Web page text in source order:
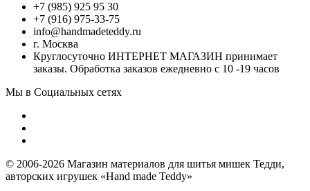
+7 (985) 925 95 30
+7 (916) 975-33-75
info@handmadeteddy.ru
г. Москва
Круглосуточно ИНТЕРНЕТ МАГАЗИН принимает
заказы. Обработка заказов ежедневно с 10 -19 часов
Мы в Социальных сетях
© 2006-2026 Магазин материалов для шитья мишек Тедди,
авторских игрушек «Hand made Teddy»